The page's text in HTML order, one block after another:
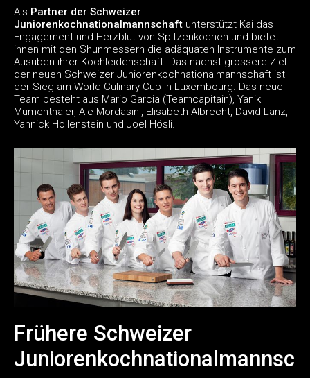
Als Partner der Schweizer
Juniorenkochnationalmannschaft unterstützt Kai das
Engagement und Herzblut von Spitzenköchen und bietet
ihnen mit den Shunmessern die adäquaten Instrumente zum
Ausüben ihrer Kochleidenschaft. Das nächst grössere Ziel
der neuen Schweizer Juniorenkochnationalmannschaft ist
der Sieg am World Culinary Cup in Luxembourg. Das neue
Team besteht aus Mario Garcia (Teamcapitain), Yanik
Mumenthaler, Ale Mordasini, Elisabeth Albrecht, David Lanz,
Yannick Hollenstein und Joel Hösli.
Frühere Schweizer